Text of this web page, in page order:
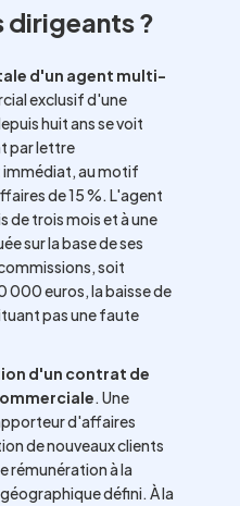
dirigeants ?
d'un agent multi-
exclusif d'une
huit ans se voit
par lettre
au motif
de 15 %. L'agent
de trois mois et à une
sur la base de ses
soit
000 euros, la baisse de
pas une faute
d'un contrat de
. Une
d'affaires
de nouveaux clients
rémunération à la
défini. À la